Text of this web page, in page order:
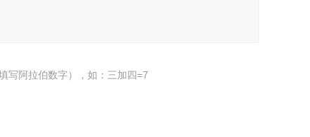
写阿拉伯数字），如：三加四=7